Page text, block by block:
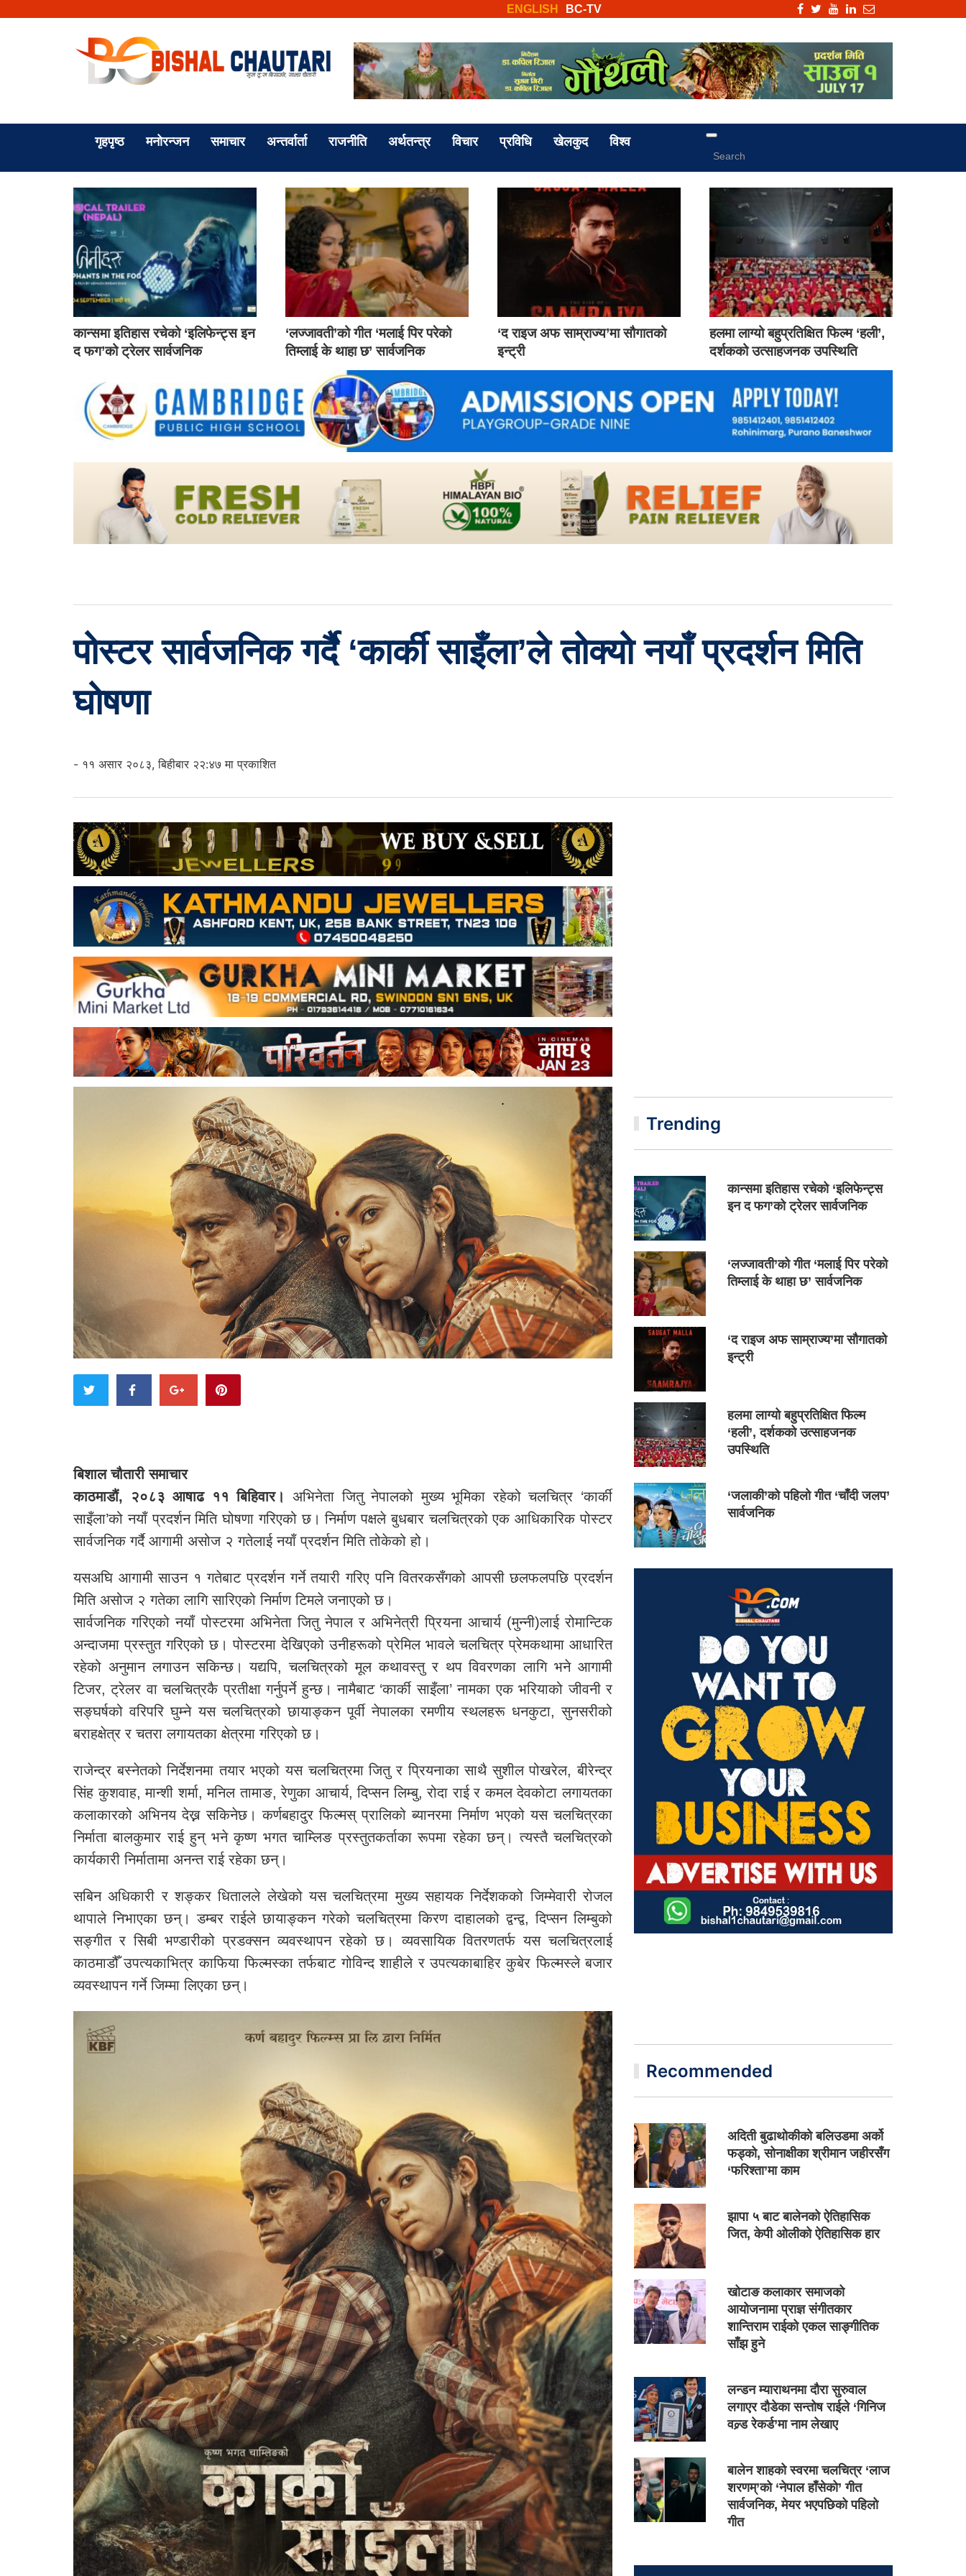
BC-TV
ENGLISH
गृहपृष्ठ मनोरन्जन समाचार अन्तर्वार्ता राजनीति अर्थतन्त्र विचार प्रविधि खेलकुद विश्व
कान्समा इतिहास रचेको ‘इलिफेन्ट्स इन
द फग’को ट्रेलर सार्वजनिक
‘लज्जावती’को गीत ‘मलाई पिर परेको
तिम्लाई के थाहा छ’ सार्वजनिक
‘द राइज अफ साम्राज्य’मा सौगातको
इन्ट्री
हलमा लाग्यो बहुप्रतिक्षित फिल्म ‘हली’,
दर्शकको उत्साहजनक उपस्थिति
पोस्टर सार्वजनिक गर्दै ‘कार्की साइँला’ले तोक्यो नयाँ प्रदर्शन मिति
घोषणा
- ११ असार २०८३, बिहीबार २२:४७ मा प्रकाशित
बिशाल चौतारी समाचार
काठमाडौं, २०८३ आषाढ ११ बिहिवार।
अभिनेता जितु नेपालको मुख्य भूमिका रहेको चलचित्र ‘कार्की
साइँला’को नयाँ प्रदर्शन मिति घोषणा गरिएको छ। निर्माण पक्षले बुधबार चलचित्रको एक आधिकारिक पोस्टर
सार्वजनिक गर्दै आगामी असोज २ गतेलाई नयाँ प्रदर्शन मिति तोकेको हो।
यसअघि आगामी साउन १ गतेबाट प्रदर्शन गर्ने तयारी गरिए पनि वितरकसँगको आपसी छलफलपछि प्रदर्शन
मिति असोज २ गतेका लागि सारिएको निर्माण टिमले जनाएको छ।
सार्वजनिक गरिएको नयाँ पोस्टरमा अभिनेता जितु नेपाल र अभिनेत्री प्रियना आचार्य (मुन्नी)लाई रोमान्टिक
अन्दाजमा प्रस्तुत गरिएको छ। पोस्टरमा देखिएको उनीहरूको प्रेमिल भावले चलचित्र प्रेमकथामा आधारित
रहेको अनुमान लगाउन सकिन्छ। यद्यपि, चलचित्रको मूल कथावस्तु र थप विवरणका लागि भने आगामी
टिजर, ट्रेलर वा चलचित्रकै प्रतीक्षा गर्नुपर्ने हुन्छ। नामैबाट ‘कार्की साइँला’ नामका एक भरियाको जीवनी र
सङ्घर्षको वरिपरि घुम्ने यस चलचित्रको छायाङ्कन पूर्वी नेपालका रमणीय स्थलहरू धनकुटा, सुनसरीको
बराहक्षेत्र र चतरा लगायतका क्षेत्रमा गरिएको छ।
राजेन्द्र बस्नेतको निर्देशनमा तयार भएको यस चलचित्रमा जितु र प्रियनाका साथै सुशील पोखरेल, बीरेन्द्र
सिंह कुशवाह, मान्शी शर्मा, मनिल तामाङ, रेणुका आचार्य, दिप्सन लिम्बु, रोदा राई र कमल देवकोटा लगायतका
कलाकारको अभिनय देख्न सकिनेछ। कर्णबहादुर फिल्मस् प्रालिको ब्यानरमा निर्माण भएको यस चलचित्रका
निर्माता बालकुमार राई हुन् भने कृष्ण भगत चाम्लिङ प्रस्तुतकर्ताका रूपमा रहेका छन्। त्यस्तै चलचित्रको
कार्यकारी निर्मातामा अनन्त राई रहेका छन्।
सबिन अधिकारी र शङ्कर धितालले लेखेको यस चलचित्रमा मुख्य सहायक निर्देशकको जिम्मेवारी रोजल
थापाले निभाएका छन्। डम्बर राईले छायाङ्कन गरेको चलचित्रमा किरण दाहालको द्वन्द्व, दिप्सन लिम्बुको
सङ्गीत र सिबी भण्डारीको प्रडक्सन व्यवस्थापन रहेको छ। व्यवसायिक वितरणतर्फ यस चलचित्रलाई
काठमाडौँ उपत्यकाभित्र काफिया फिल्मस्का तर्फबाट गोविन्द शाहीले र उपत्यकाबाहिर कुबेर फिल्मस्ले बजार
व्यवस्थापन गर्ने जिम्मा लिएका छन्।
Trending
कान्समा इतिहास रचेको ‘इलिफेन्ट्स
इन द फग’को ट्रेलर सार्वजनिक
‘लज्जावती’को गीत ‘मलाई पिर परेको
तिम्लाई के थाहा छ’ सार्वजनिक
‘द राइज अफ साम्राज्य’मा सौगातको
इन्ट्री
हलमा लाग्यो बहुप्रतिक्षित फिल्म
‘हली’, दर्शकको उत्साहजनक
उपस्थिति
‘जलाकी’को पहिलो गीत ‘चाँदी जलप’
सार्वजनिक
Recommended
अदिती बुढाथोकीको बलिउडमा अर्को
फड्को, सोनाक्षीका श्रीमान जहीरसँग
‘फरिश्ता’मा काम
झापा ५ बाट बालेनको ऐतिहासिक
जित, केपी ओलीको ऐतिहासिक हार
खोटाङ कलाकार समाजको
आयोजनामा प्राज्ञ संगीतकार
शान्तिराम राईको एकल साङ्गीतिक
साँझ हुने
लन्डन म्याराथनमा दौरा सुरुवाल
लगाएर दौडेका सन्तोष राईले ‘गिनिज
वल्र्ड रेकर्ड’मा नाम लेखाए
बालेन शाहको स्वरमा चलचित्र ‘लाज
शरणम्’को ‘नेपाल हाँसेको’ गीत
सार्वजनिक, मेयर भएपछिको पहिलो
गीत